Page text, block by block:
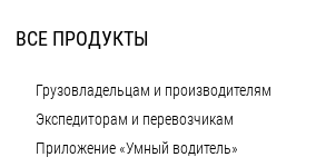
ВСЕ ПРОДУКТЫ
Грузовладельцам и производителям
Экспедиторам и перевозчикам
Приложение «Умный водитель»